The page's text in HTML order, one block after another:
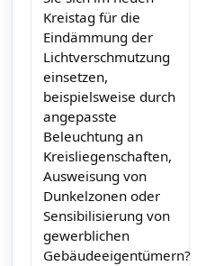
Kreistag für die
Eindämmung der
Lichtverschmutzung
einsetzen,
beispielsweise durch
angepasste
Beleuchtung an
Kreisliegenschaften,
Ausweisung von
Dunkelzonen oder
Sensibilisierung von
gewerblichen
Gebäudeeigentümern?